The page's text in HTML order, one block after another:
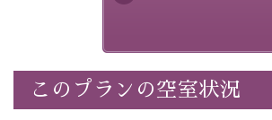
いう昔の暦による料理表現）
・朝食はこだわりの味噌汁をはじめ
このプランの空室状況